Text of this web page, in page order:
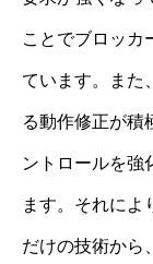
ことでブロッカ
ています。また
る動作修正が積
ントロールを強
ます。それによ
だけの技術から